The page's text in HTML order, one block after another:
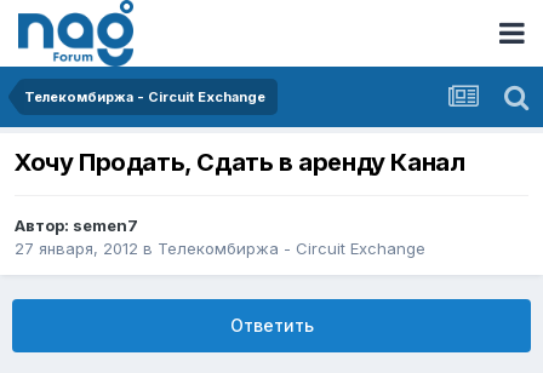
Телекомбиржа - Circuit Exchange
Хочу Продать, Сдать в аренду Канал
Автор: semen7
27 января, 2012 в Телекомбиржа - Circuit Exchange
Ответить